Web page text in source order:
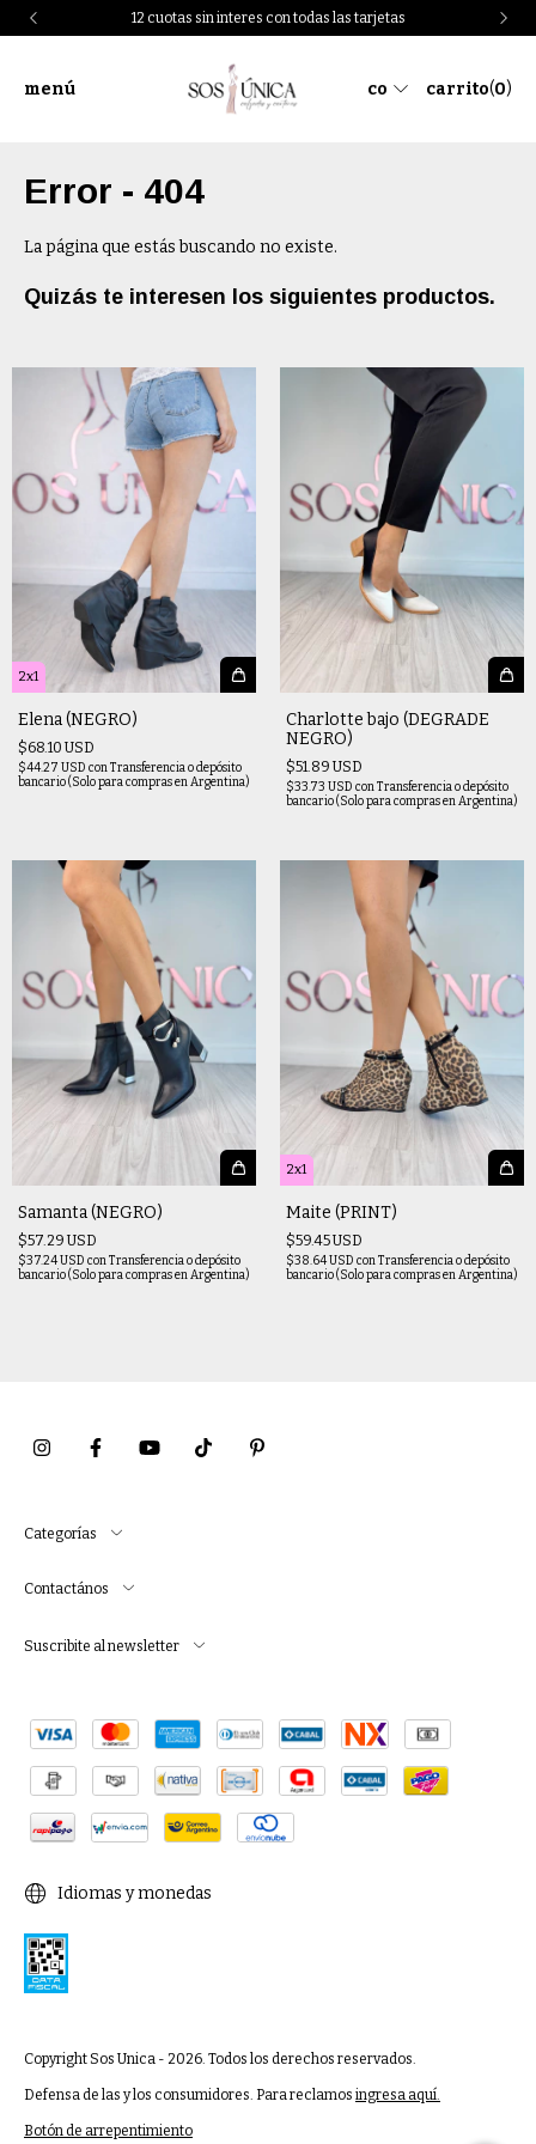
12 cuotas sin interes con todas las tarjetas
menú co carrito(0)
Error - 404
La página que estás buscando no existe.
Quizás te interesen los siguientes productos.
2x1
Elena (NEGRO)
$68.10 USD
$44.27 USD conTransferencia o depósito
bancario (Solo para compras en Argentina)
Charlotte bajo (DEGRADE
NEGRO)
$51.89 USD
$33.73 USD conTransferencia o depósito
bancario (Solo para compras en Argentina)
Samanta (NEGRO)
$57.29 USD
$37.24 USD conTransferencia o depósito
bancario (Solo para compras en Argentina)
2x1
Maite (PRINT)
$59.45 USD
$38.64 USD conTransferencia o depósito
bancario (Solo para compras en Argentina)
Categorías
Contactános
Suscribite al newsletter
Idiomas y monedas
Copyright Sos Unica - 2026. Todos los derechos reservados.
Defensa de las y los consumidores. Para reclamos ingresa aquí.
Botón de arrepentimiento